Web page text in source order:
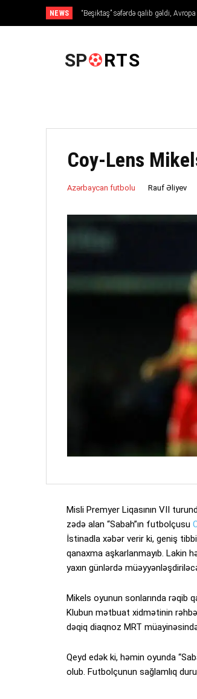
NEWS “Beşiktaş” səfərdə qalib gəldi,
SP RTS
Coy-Lens
Azərbaycan futbolu Rauf Əliyev
Misli Premyer Liqasının VII
zədə alan “Sabah”ın futbolçusu
İstinadla xəbər verir ki, geniş
qanaxma aşkarlanmayıb. Lakin
yaxın günlərdə
Mikels oyunun sonlarında rəqib
Klubun mətbuat xidmətinin
dəqiq diaqnoz MRT
Qeyd edək ki, həmin oyunda
olub. Futbolçunun sağlamlıq